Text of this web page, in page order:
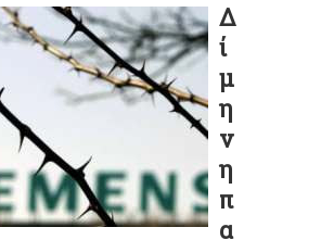
Δ
ί
μ
η
ν
η
π
α